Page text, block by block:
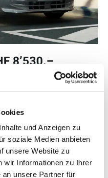
und Anzeigen zu
soziale Medien anbieten
unsere Website zu
wir Informationen zu Ihrer
an unsere Partner für
8’530.–
Brander AG